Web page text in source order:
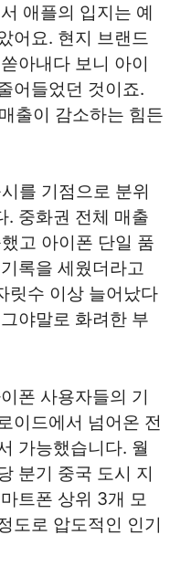
애플의 입지는 예
어요. 현지 브랜드
아내다 보니 아이
어들었던 것이죠.
출이 감소하는 힘든
를 기점으로 분위
. 중화권 전체 매출
고 아이폰 단일 품
록을 세웠더라고
릿수 이상 늘어났다
야말로 화려한 부
폰 사용자들의 기
이드에서 넘어온 전
가능했습니다. 월
분기 중국 도시 지
트폰 상위 3개 모
도로 압도적인 인기